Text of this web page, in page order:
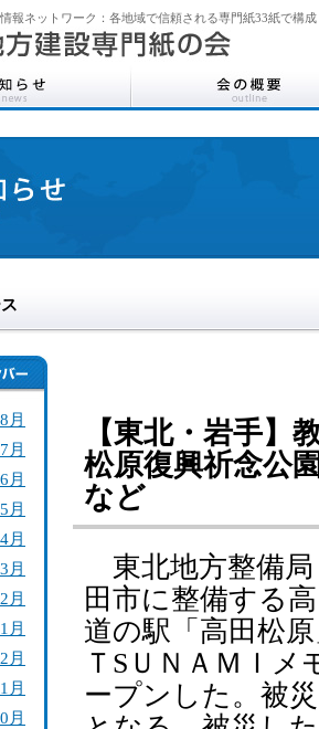
報ネットワーク：各地域で信頼される専門紙33紙で構成
月
月
月
月
月
月
月
月
月
月
月
【東北・岩手】
松原復興祈念公
など
東北地方整備局
田市に整備する
道の駅「高田松
ＴSＵＮＡＭＩ
ープンした。被